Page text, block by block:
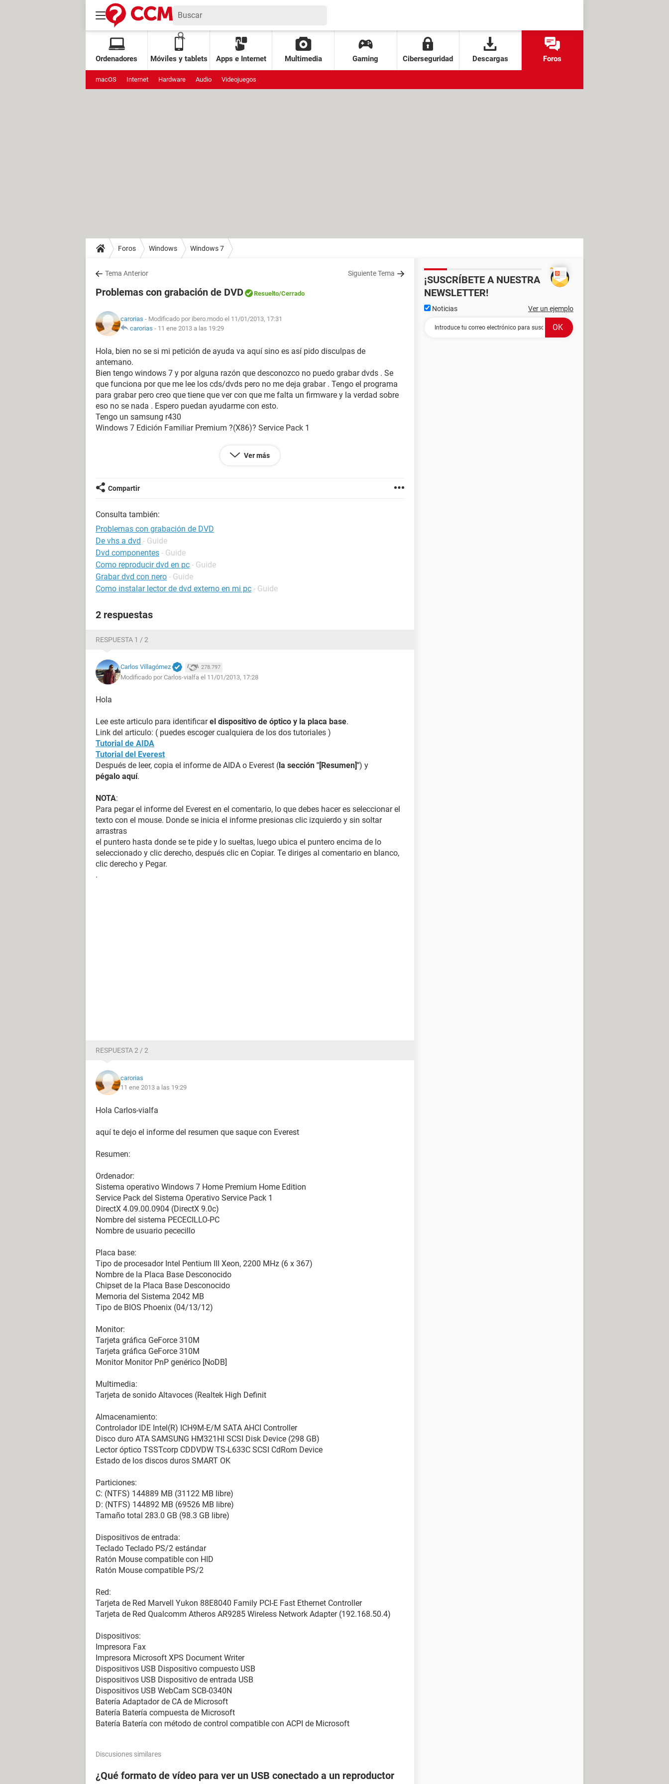
Ordenadores Móviles y tablets Apps e Internet Multimedia Gaming Ciberseguridad Descargas Foros
macOS Internet Hardware Audio Videojuegos
Foros Windows Windows 7
Tema Anterior Siguiente Tema
Problemas con grabación de DVD Resuelto/Cerrado
carorias - Modificado por ibero.modo el 11/01/2013, 17:31
carorias - 11 ene 2013 a las 19:29
Hola, bien no se si mi petición de ayuda va aquí sino es así pido disculpas de
antemano.
Bien tengo windows 7 y por alguna razón que desconozco no puedo grabar dvds . Se
que funciona por que me lee los cds/dvds pero no me deja grabar . Tengo el programa
para grabar pero creo que tiene que ver con que me falta un firmware y la verdad sobre
eso no se nada . Espero puedan ayudarme con esto.
Tengo un samsung r430
Windows 7 Edición Familiar Premium ?(X86)? Service Pack 1
Ver más
Compartir
Consulta también:
Problemas con grabación de DVD
De vhs a dvd - Guide
Dvd componentes - Guide
Como reproducir dvd en pc - Guide
Grabar dvd con nero - Guide
Como instalar lector de dvd externo en mi pc - Guide
2 respuestas
RESPUESTA 1 / 2
Carlos Villagómez 278.797
Modificado por Carlos-vialfa el 11/01/2013, 17:28
Hola
Lee este articulo para identificarel dispositivo de óptico y la placa base.
Link del articulo: ( puedes escoger cualquiera de los dos tutoriales )
Tutorial de AIDA
Tutorial del Everest
Después de leer, copia el informe de AIDA o Everest (la sección "[Resumen]") y
pégalo aquí.
NOTA:
Para pegar el informe del Everest en el comentario, lo que debes hacer es seleccionar el
texto con el mouse. Donde se inicia el informe presionas clic izquierdo y sin soltar
arrastras
el puntero hasta donde se te pide y lo sueltas, luego ubica el puntero encima de lo
seleccionado y clic derecho, después clic en Copiar. Te diriges al comentario en blanco,
clic derecho y Pegar.
.
RESPUESTA 2 / 2
carorias
11 ene 2013 a las 19:29
Hola Carlos-vialfa
aquí te dejo el informe del resumen que saque con Everest
Resumen:
Ordenador:
Sistema operativo Windows 7 Home Premium Home Edition
Service Pack del Sistema Operativo Service Pack 1
DirectX 4.09.00.0904 (DirectX 9.0c)
Nombre del sistema PECECILLO-PC
Nombre de usuario pececillo
Placa base:
Tipo de procesador Intel Pentium III Xeon, 2200 MHz (6 x 367)
Nombre de la Placa Base Desconocido
Chipset de la Placa Base Desconocido
Memoria del Sistema 2042 MB
Tipo de BIOS Phoenix (04/13/12)
Monitor:
Tarjeta gráfica GeForce 310M
Tarjeta gráfica GeForce 310M
Monitor Monitor PnP genérico [NoDB]
Multimedia:
Tarjeta de sonido Altavoces (Realtek High Definit
Almacenamiento:
Controlador IDE Intel(R) ICH9M-E/M SATA AHCI Controller
Disco duro ATA SAMSUNG HM321HI SCSI Disk Device (298 GB)
Lector óptico TSSTcorp CDDVDW TS-L633C SCSI CdRom Device
Estado de los discos duros SMART OK
Particiones:
C: (NTFS) 144889 MB (31122 MB libre)
D: (NTFS) 144892 MB (69526 MB libre)
Tamaño total 283.0 GB (98.3 GB libre)
Dispositivos de entrada:
Teclado Teclado PS/2 estándar
Ratón Mouse compatible con HID
Ratón Mouse compatible PS/2
Red:
Tarjeta de Red Marvell Yukon 88E8040 Family PCI-E Fast Ethernet Controller
Tarjeta de Red Qualcomm Atheros AR9285 Wireless Network Adapter (192.168.50.4)
Dispositivos:
Impresora Fax
Impresora Microsoft XPS Document Writer
Dispositivos USB Dispositivo compuesto USB
Dispositivos USB Dispositivo de entrada USB
Dispositivos USB WebCam SCB-0340N
Batería Adaptador de CA de Microsoft
Batería Batería compuesta de Microsoft
Batería Batería con método de control compatible con ACPI de Microsoft
Discusiones similares
¿Qué formato de vídeo para ver un USB conectado a un reproductor
¡SUSCRÍBETE A NUESTRA
NEWSLETTER!
Noticias Ver un ejemplo